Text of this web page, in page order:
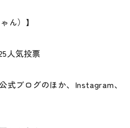
ん）】
人気投票
式ブログのほか、Instagram、